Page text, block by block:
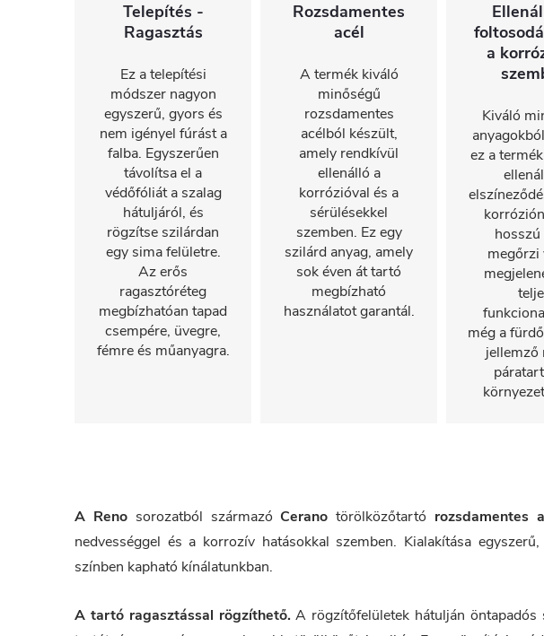
Telepítés -
Ragasztás
Ez a telepítési
módszer nagyon
egyszerű, gyors és
nem igényel fúrást a
falba. Egyszerűen
távolítsa el a
védőfóliát a szalag
hátuljáról, és
rögzítse szilárdan
egy sima felületre.
Az erős
ragasztóréteg
megbízhatóan tapad
csempére, üvegre,
fémre és műanyagra.
Rozsdamentes
acél
A termék kiváló
minőségű
rozsdamentes
acélból készült,
amely rendkívül
ellenálló a
korrózióval és a
sérülésekkel
szemben. Ez egy
szilárd anyag, amely
sok éven át tartó
megbízható
használatot garantál.
a
Kiváló
ez a
megőrzi
még a
jellemző
A Renosorozatból származóCerano törölközőtartó rozsdamentes
nedvességgel és a korrozív hatásokkal szemben. Kialakítása
színben kapható kínálatunkban.
A tartó ragasztással rögzíthető.A rögzítőfelületek hátulján öntapadós